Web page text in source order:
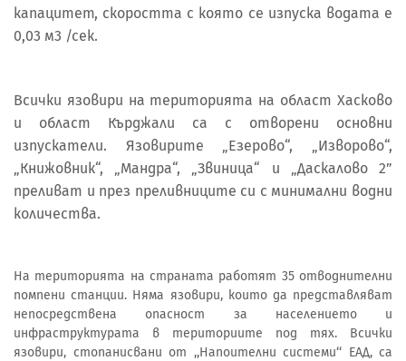
капацитет, скоростта с която се изпуска водата е
0,03 м3 /сек.
Всички язовири на територията на област Хасково
и област Кърджали са с отворени основни
изпускатели. Язовирите „Езерово“, „Изворово“,
„Книжовник“, „Мандра“, „Звиница“ и „Даскалово 2”
преливат и през преливниците си с минимални водни
количества.
На територията на страната работят 35 отводнителни
помпени станции. Няма язовири, които да представляват
непосредствена опасност за населението и
инфраструктурата в териториите под тях. Всички
язовири, стопанисвани от ,,Напоителни системи‘‘ ЕАД, са